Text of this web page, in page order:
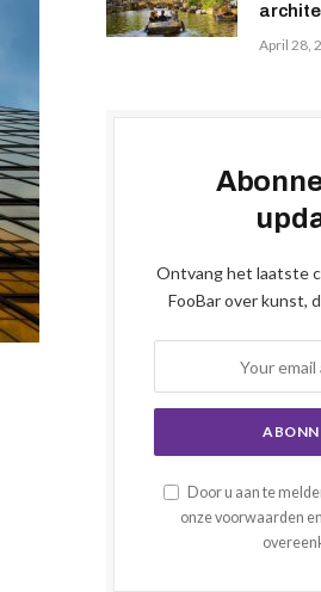
April 28,
Ontvang het laatste
FooBar over kunst,
Door u aan te
onze voorwaarden